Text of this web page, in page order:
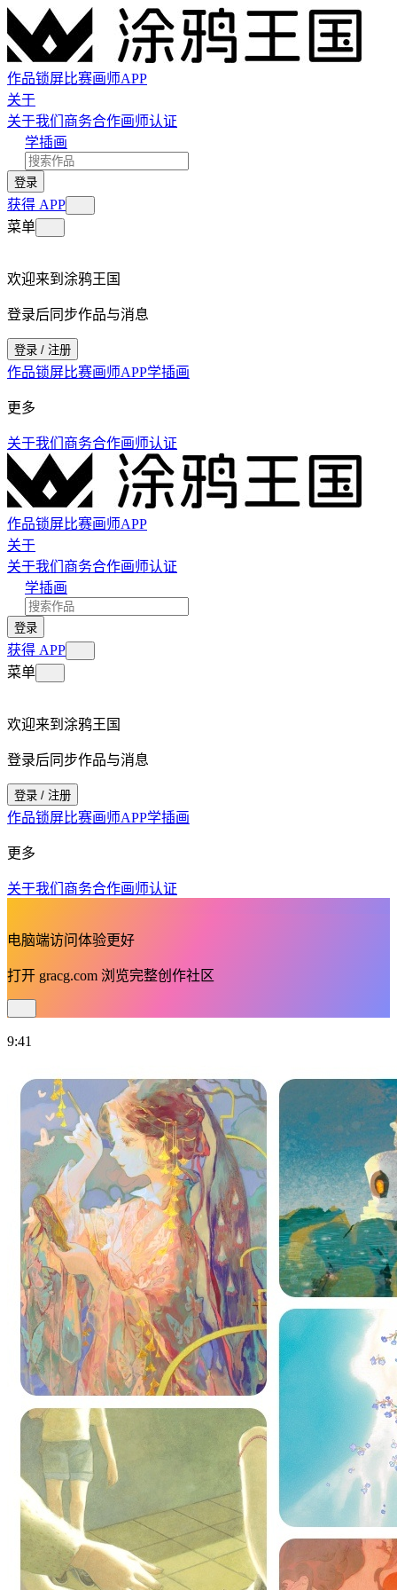
作品锁屏比赛画师APP
关于
关于我们 商务合作画师认证
学插画
登录
获得 APP
菜单
欢迎来到涂鸦王国
登录后同步作品与消息
登录 / 注册
作品锁屏比赛画师APP学插画
更多
关于我们 商务合作画师认证
作品锁屏比赛画师APP
关于
关于我们 商务合作画师认证
学插画
登录
获得 APP
菜单
欢迎来到涂鸦王国
登录后同步作品与消息
登录 / 注册
作品锁屏比赛画师APP学插画
更多
关于我们 商务合作画师认证
电脑端访问体验更好
打开 gracg.com 浏览完整创作社区
9:41